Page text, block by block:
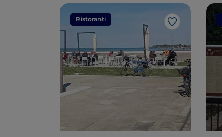
Ristoranti
Like